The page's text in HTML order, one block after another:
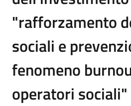
"rafforzamento
sociali e
fenomeno
operatori sociali"